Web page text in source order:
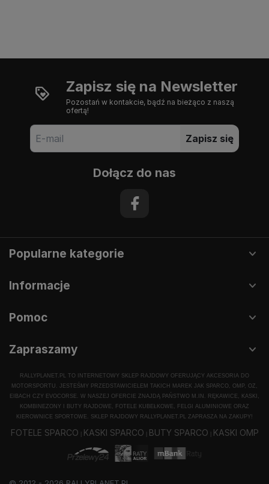
Zapisz się na Newsletter
Pozostań w kontakcie, bądź na bieżąco z naszą
ofertą!
Zapisz się
Dołącz do nas
Popularne kategorie
Informacje
Pomoc
Zapraszamy
RALLYPLANET.PL TO INTERNETOWY SKLEP RAJDOWY OFERUJĄCY AKCESORIA DO
MOTORSPORTU. JESTEŚMY PRZEDSTAWICIELEM TAKICH MAREK JAK SPARCO, OMP, OZ,
EIBACH CZY EVOCORSE. W NASZEJ OFERCIE ZNAJDĄ PAŃSTWO M.IN. RĘKAWICE, KASKI,
KOMBINEZONY I BUTY RAJDOWE, FOTELE KUBEŁKOWE, FELGI ALUMINIOWE ORAZ
KIEROWNICE SPORTOWE. SKLEP RAJDOWY RALLYPLANET.PL ZAPRASZA NA ZAKUPY!
FOTELE SPARCO KASKI SPARCO BUTY SPARCO KASKI OMP